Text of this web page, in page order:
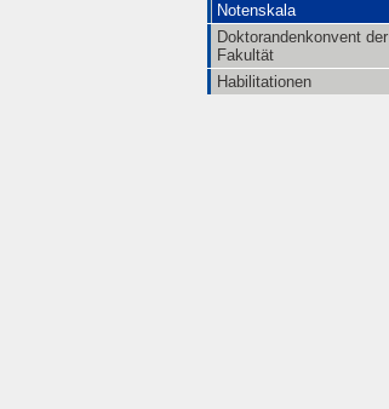
Notenskala
Doktorandenkonvent der
Fakultät
Habilitationen